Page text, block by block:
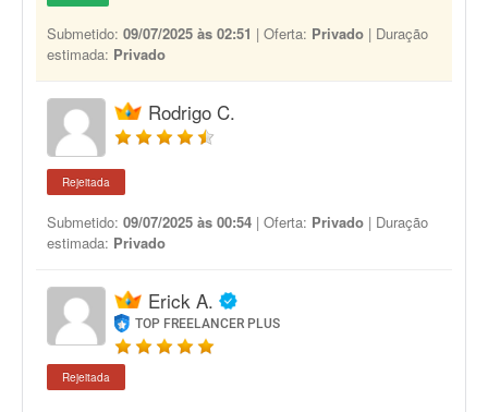
Submetido: 09/07/2025 às 02:51 | Oferta: Privado | Duração
estimada: Privado
Rodrigo C.
Rejeitada
Submetido: 09/07/2025 às 00:54 | Oferta: Privado | Duração
estimada: Privado
Erick A.
TOP FREELANCER PLUS
Rejeitada